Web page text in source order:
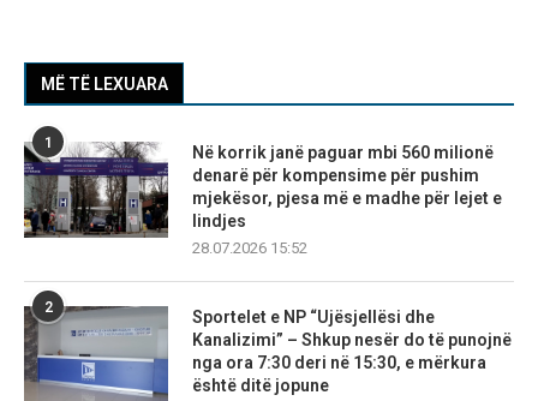
MË TË LEXUARA
1
Në korrik janë paguar mbi 560 milionë
denarë për kompensime për pushim
mjekësor, pjesa më e madhe për lejet e
lindjes
28.07.2026 15:52
2
Sportelet e NP “Ujësjellësi dhe
Kanalizimi” – Shkup nesër do të punojnë
nga ora 7:30 deri në 15:30, e mërkura
është ditë jopune